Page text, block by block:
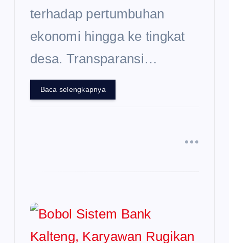
terhadap pertumbuhan
ekonomi hingga ke tingkat
desa. Transparansi…
Baca selengkapnya